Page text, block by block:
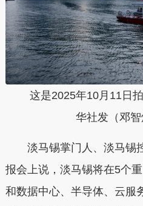
这是2025年10月11日
华社发（邓智
淡马锡掌门人、淡马锡
报会上说，淡马锡将在5个
和数据中心、半导体、云服